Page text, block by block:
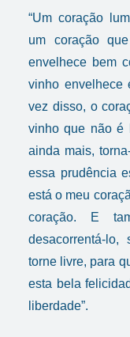
“Um coração
um coração
envelhece bem
vinho envelhece
vez disso, o
vinho que não é
ainda mais,
essa prudência
está o meu
coração. E
desacorrentá-
torne livre, para
esta bela
liberdade”.